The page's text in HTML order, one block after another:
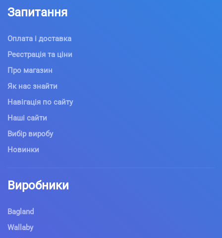
Запитання
Оплата і доставка
Реєстрація та ціни
Про магазин
Як нас знайти
Навігація по сайту
Наші сайти
Вибір виробу
Новинки
Виробники
Bagland
Wallaby